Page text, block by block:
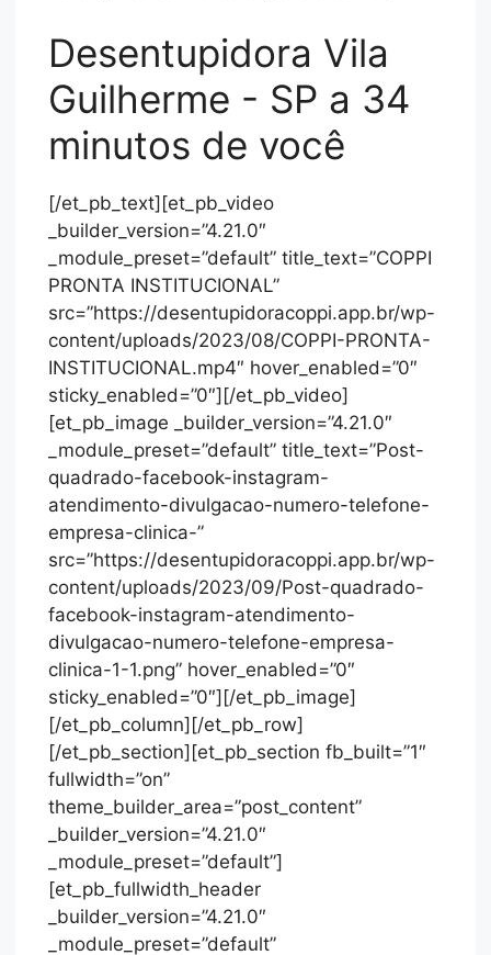
Desentupidora Vila
Guilherme - SP a 34
minutos de você
[/et_pb_text][et_pb_video
_builder_version=”4.21.0″
_module_preset=”default” title_text=”COPPI
PRONTA INSTITUCIONAL”
src=”https://desentupidoracoppi.app.br/wp-
content/uploads/2023/08/COPPI-PRONTA-
INSTITUCIONAL.mp4″ hover_enabled=”0″
sticky_enabled=”0″][/et_pb_video]
[et_pb_image _builder_version=”4.21.0″
_module_preset=”default” title_text=”Post-
quadrado-facebook-instagram-
atendimento-divulgacao-numero-telefone-
empresa-clinica-”
src=”https://desentupidoracoppi.app.br/wp-
content/uploads/2023/09/Post-quadrado-
facebook-instagram-atendimento-
divulgacao-numero-telefone-empresa-
clinica-1-1.png” hover_enabled=”0″
sticky_enabled=”0″][/et_pb_image]
[/et_pb_column][/et_pb_row]
[/et_pb_section][et_pb_section fb_built=”1″
fullwidth=”on”
theme_builder_area=”post_content”
_builder_version=”4.21.0″
_module_preset=”default”]
[et_pb_fullwidth_header
_builder_version=”4.21.0″
_module_preset=”default”